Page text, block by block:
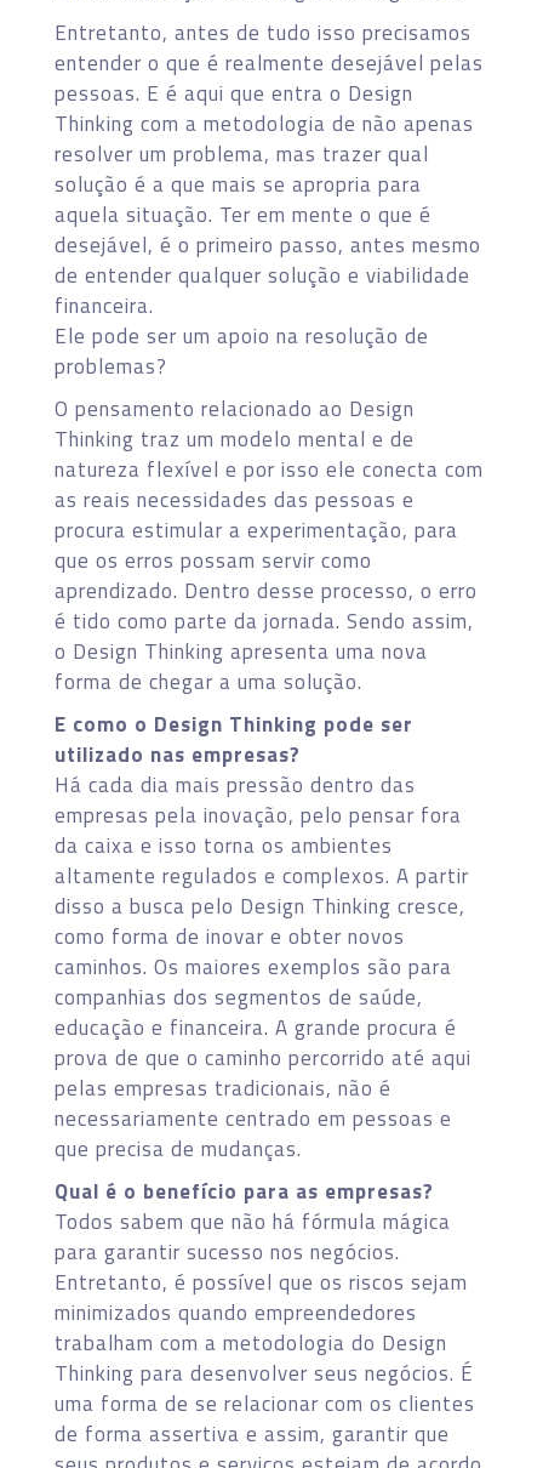
Entretanto, antes de tudo isso precisamos
entender o que é realmente desejável pelas
pessoas. E é aqui que entra o Design
Thinking com a metodologia de não apenas
resolver um problema, mas trazer qual
solução é a que mais se apropria para
aquela situação. Ter em mente o que é
desejável, é o primeiro passo, antes mesmo
de entender qualquer solução e viabilidade
financeira.
Ele pode ser um apoio na resolução de
problemas?
O pensamento relacionado ao Design
Thinking traz um modelo mental e de
natureza flexível e por isso ele conecta com
as reais necessidades das pessoas e
procura estimular a experimentação, para
que os erros possam servir como
aprendizado. Dentro desse processo, o erro
é tido como parte da jornada. Sendo assim,
o Design Thinking apresenta uma nova
forma de chegar a uma solução.
E como o Design Thinking pode ser
utilizado nas empresas?
Há cada dia mais pressão dentro das
empresas pela inovação, pelo pensar fora
da caixa e isso torna os ambientes
altamente regulados e complexos. A partir
disso a busca pelo Design Thinking cresce,
como forma de inovar e obter novos
caminhos. Os maiores exemplos são para
companhias dos segmentos de saúde,
educação e financeira. A grande procura é
prova de que o caminho percorrido até aqui
pelas empresas tradicionais, não é
necessariamente centrado em pessoas e
que precisa de mudanças.
Qual é o benefício para as empresas?
Todos sabem que não há fórmula mágica
para garantir sucesso nos negócios.
Entretanto, é possível que os riscos sejam
minimizados quando empreendedores
trabalham com a metodologia do Design
Thinking para desenvolver seus negócios. É
uma forma de se relacionar com os clientes
de forma assertiva e assim, garantir que